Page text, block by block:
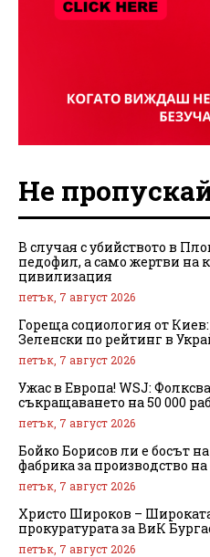
Не
В случая с убийството в
педофил, а само жертви на
цивилизация
петък, 7 август 2026
Гореща социология от
Зеленски по рейтинг в
петък, 7 август 2026
Ужас в Европа! WSJ:
съкращаването на 50 000
петък, 7 август 2026
Бойко Борисов ли е босът
фабрика за производство
петък, 7 август 2026
Христо Широков –
прокуратурата за ВиК
петък, 7 август 2026